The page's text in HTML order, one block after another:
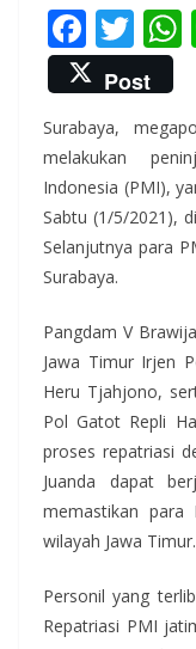
F
ac
e
b
o
o
k
T
w
itt
er s
Post
Surabaya,
melakukan
Indonesia (PMI),
Sabtu (1/5/2021),
Selanjutnya para
Surabaya.
Pangdam V
Jawa Timur Irjen
Heru Tjahjono,
Pol Gatot Repli
proses repatriasi
Juanda dapat
memastikan para
wilayah Jawa Timur.
Personil yang
Repatriasi PMI